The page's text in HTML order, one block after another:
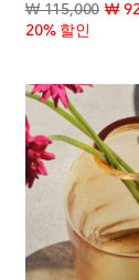
₩ 115,000 ₩
20% 할인